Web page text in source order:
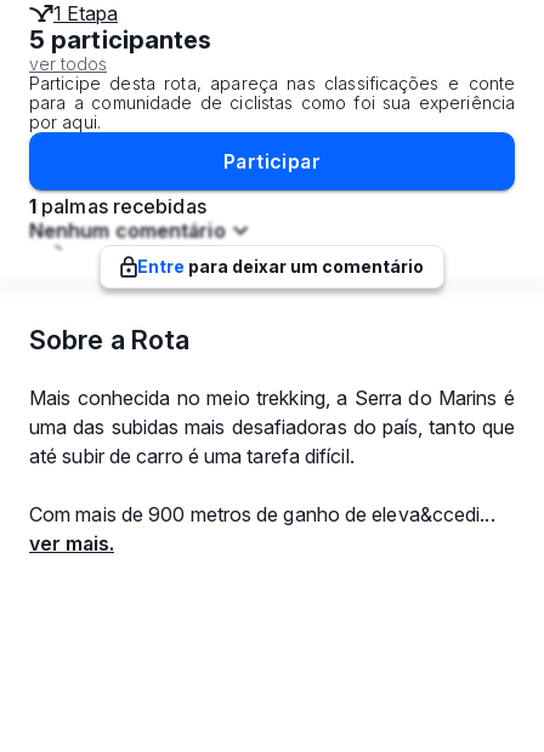
1 Etapa
5 participantes
ver todos
Participe desta rota, apareça nas classificações e conte
para a comunidade de ciclistas como foi sua experiência
por aqui.
Participar
1 palmas recebidas
Nenhum comentário
Entre para deixar um comentário
Sobre a Rota
Mais conhecida no meio trekking, a Serra do Marins é
uma das subidas mais desafiadoras do país, tanto que
até subir de carro é uma tarefa difícil.
Com mais de 900 metros de ganho de eleva&ccedi...
ver mais.